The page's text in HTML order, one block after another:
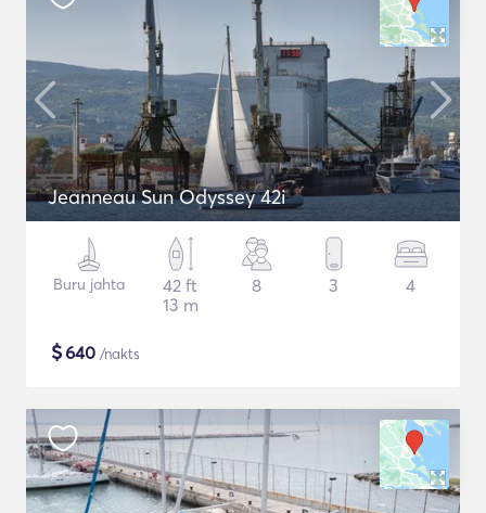
Jeanneau Sun Odyssey 42i
Buru jahta
42 ft
13 m
8 3 4
$640 /nakts